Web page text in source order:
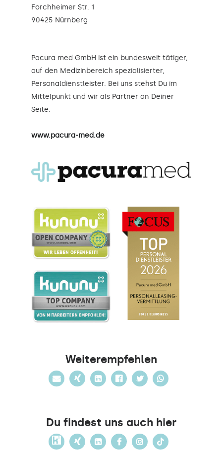
Forchheimer Str. 1
90425 Nürnberg
Pacura med GmbH ist ein bundesweit tätiger,
auf den Medizinbereich spezialisierter,
Personaldienstleister. Bei uns stehst Du im
Mittelpunkt und wir als Partner an Deiner
Seite.
www.pacura-med.de
Weiterempfehlen
Du findest uns auch hier